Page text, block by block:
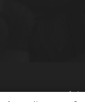
Início